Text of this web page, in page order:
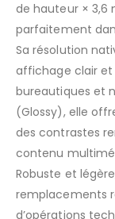
de hauteur × 3,6
parfaitement
Sa résolution
affichage clair et
bureautiques et
(Glossy), elle
des contrastes
contenu
Robuste et
remplacements
d’opérations